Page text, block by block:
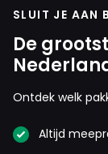
SLUIT JE AAN
De
Ontdek welk
Altijd